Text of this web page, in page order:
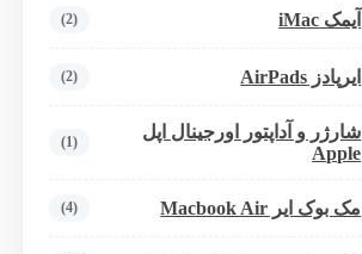
آیمک iMac (2)
ایرپادز AirPads (2)
شارژر و آداپتور اورجینال اپل
Apple
(1)
مک بوک ایر Macbook Air (4)